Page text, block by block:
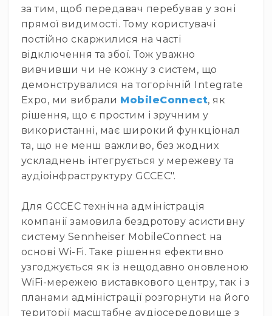
ТБ
людей
з
вадами
слуху
Підсилення
для
навушників
Аксесуари
комплектуючі
трансляцій
і
ТБ
Для
геймерів/
Для
домашньої
за тим, щоб передавач перебував у зоні
прямої видимості. Тому користувачі
постійно скаржилися на часті
відключення та збої. Тож уважно
вивчивши чи не кожну з систем, що
демонструвалися на тогорічній Integrate
Expo, ми вибрали MobileConnect, як
рішення, що є простим і зручним у
використанні, має широкий функціонал
та, що не менш важливо, без жодних
ускладнень інтегрується у мережеву та
аудіоінфраструктуру GCCEC".
Для GCCEC технічна адміністрація
компанії замовила бездротову асистивну
систему Sennheiser MobileConnect на
основі Wi-Fi. Таке рішення ефективно
узгоджується як із нещодавно оновленою
WiFi-мережею виставкового центру, так і з
планами адміністрації розгорнути на його
території масштабне аудіосередовище з